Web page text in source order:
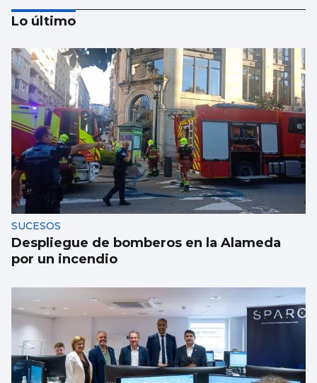
Récord de personas afiliadas en Vigo y
provincia en julio aunque sube el paro
Lo último
SUCESOS
Despliegue de bomberos en la Alameda
por un incendio